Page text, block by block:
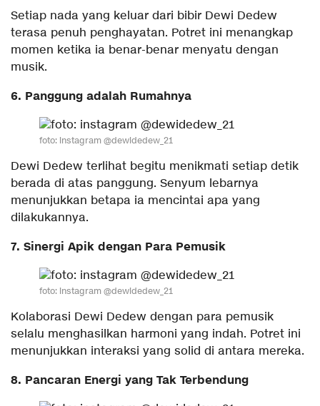
Setiap nada yang keluar dari bibir Dewi Dedew
terasa penuh penghayatan. Potret ini menangkap
momen ketika ia benar-benar menyatu dengan
musik.
6. Panggung adalah Rumahnya
foto: instagram @dewidedew_21
Dewi Dedew terlihat begitu menikmati setiap detik
berada di atas panggung. Senyum lebarnya
menunjukkan betapa ia mencintai apa yang
dilakukannya.
7. Sinergi Apik dengan Para Pemusik
foto: instagram @dewidedew_21
Kolaborasi Dewi Dedew dengan para pemusik
selalu menghasilkan harmoni yang indah. Potret ini
menunjukkan interaksi yang solid di antara mereka.
8. Pancaran Energi yang Tak Terbendung